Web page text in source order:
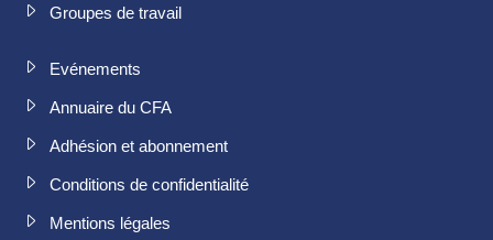
Groupes de travail
Evénements
Annuaire du CFA
Adhésion et abonnement
Conditions de confidentialité
Mentions légales